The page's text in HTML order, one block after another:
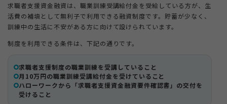
求職者支援資金融資は、職業訓練受講給付金を受給している方が、生
活費の補填として無利子で利用できる融資制度です。貯蓄が少なく、
訓練中の生活に不安がある方に向けて設けられています。
制度を利用できる条件は、下記の通りです。
求職者支援制度の職業訓練を受講していること
月10万円の職業訓練受講給付金を受けていること
ハローワークから「求職者支援資金融資要件確認書」の交付を
受けること